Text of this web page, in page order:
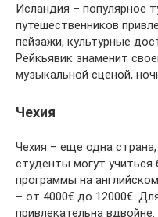
Исландия – популярное
путешественников
пейзажи, культурные
Рейкьявик знаменит
музыкальной сценой,
Чехия
Чехия – еще одна
студенты могут
программы на
– от 4000€ до 12000€.
привлекательна